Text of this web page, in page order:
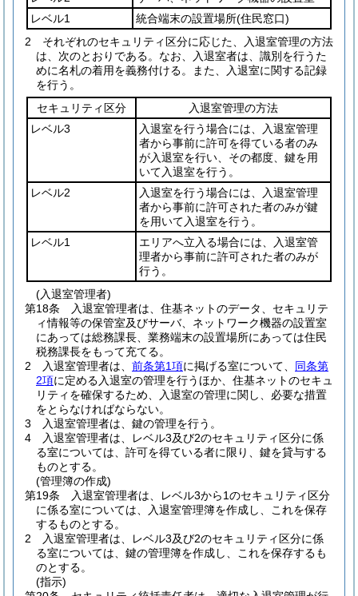
レベル1
統合端末の設置場所(住民窓口)
2
それぞれのセキュリティ区分に応じた、入退室管理の方法
は、次のとおりである。 なお、入退室者は、識別を行うた
めに名札の着用を義務付ける。
また、入退室に関する記録
を行う。
セキュリティ区分
入退室管理の方法
レベル3
入退室を行う場合には、入退室管理
者から事前に許可を得ている者のみ
が入退室を行い、その都度、鍵を用
いて入退室を行う。
レベル2
入退室を行う場合には、入退室管理
者から事前に許可された者のみが鍵
を用いて入退室を行う。
レベル1
エリアへ立入る場合には、入退室管
理者から事前に許可された者のみが
行う。
(入退室管理者)
第18条
入退室管理者は、住基ネットのデータ、セキュリテ
ィ情報等の保管室及びサーバ、ネットワーク機器の設置室
にあっては総務課長、業務端末の設置場所にあっては住民
税務課長をもって充てる。
2
入退室管理者は、 前条第1項に掲げる室について、 同条第
2項に定める入退室の管理を行うほか、住基ネットのセキュ
リティを確保するため、入退室の管理に関し、必要な措置
をとらなければならない。
3
入退室管理者は、鍵の管理を行う。
4
入退室管理者は、レベル3及び2のセキュリティ区分に係
る室については、許可を得ている者に限り、鍵を貸与する
ものとする。
(管理簿の作成)
第19条
入退室管理者は、レベル3から1のセキュリティ区分
に係る室については、入退室管理簿を作成し、これを保存
するものとする。
2
入退室管理者は、レベル3及び2のセキュリティ区分に係
る室については、鍵の管理簿を作成し、これを保存するも
のとする。
(指示)